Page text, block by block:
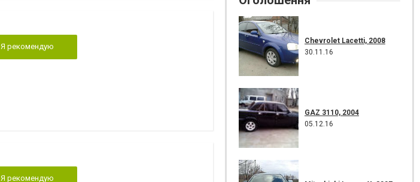
Я рекомендую
Я рекомендую
Chevrolet Lacetti, 2008
30.11.16
GAZ 3110, 2004
05.12.16